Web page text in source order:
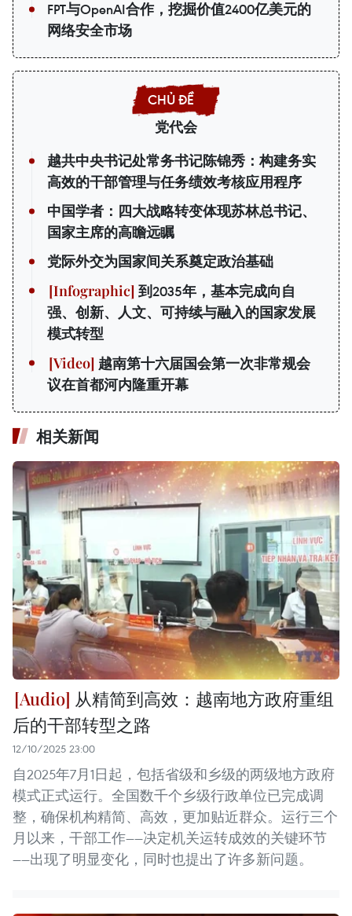
FPT与OpenAI合作，挖掘价值2400亿美元的
网络安全市场
党代会
越共中央书记处常务书记陈锦秀：构建务实
高效的干部管理与任务绩效考核应用程序
中国学者：四大战略转变体现苏林总书记、
国家主席的高瞻远瞩
党际外交为国家间关系奠定政治基础
到2035年，基本完成向自
强、创新、人文、可持续与融入的国家发展
模式转型
越南第十六届国会第一次非常规会
议在首都河内隆重开幕
相关新闻
从精简到高效：越南地方政府重组
后的干部转型之路
12/10/2025 23:00
自2025年7月1日起，包括省级和乡级的两级地方政府
模式正式运行。全国数千个乡级行政单位已完成调
整，确保机构精简、高效，更加贴近群众。运行三个
月以来，干部工作——决定机关运转成效的关键环节
——出现了明显变化，同时也提出了许多新问题。